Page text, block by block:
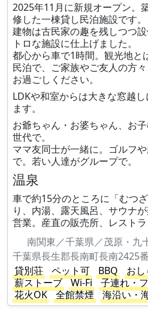
2025年11月に新規オープン。
修した一棟貸し民泊施設です。
建物は古民家の趣を残しつつ
トロな施設に仕上げました。
都心から車で1時間。観光地と
民泊で、ご家族やご友人の方
お過ごしください。
LDKや和室からは大きな窓越
ます。
お爺ちゃん・お婆ちゃん、お
世代で。
ママ友同士が一緒に。ゴルフ
で。若い人達がグループで。
温泉
車で約15分のところに「むつ
り、内湯、露天風呂、サウナ
営業。産直の販売所、レストラ
南関東／千葉県／茂原・九
千葉県長生郡長南町長南2425
貸別荘
ペット可 BBQ お
薪ストーブ
Wi-Fi 子連れ・
花火OK
全館禁煙
海沿い・